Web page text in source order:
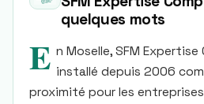
quelques mots
E n Moselle, SFM
installé depuis 2006
proximité pour les